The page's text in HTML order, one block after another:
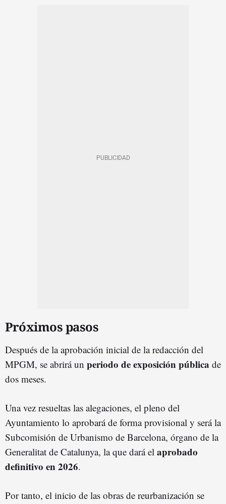
Próximos pasos
Después de la aprobación inicial de la redacción del
MPGM, se abrirá un periodo de exposición pública de
dos meses.
Una vez resueltas las alegaciones, el pleno del
Ayuntamiento lo aprobará de forma provisional y será la
Subcomisión de Urbanismo de Barcelona, órgano de la
Generalitat de Catalunya, la que dará el aprobado
definitivo en 2026.
Por tanto, el inicio de las obras de reurbanización se